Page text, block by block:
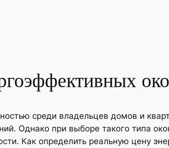
среди владельцев домов и
Однако при выборе такого типа
Как определить реальную цену